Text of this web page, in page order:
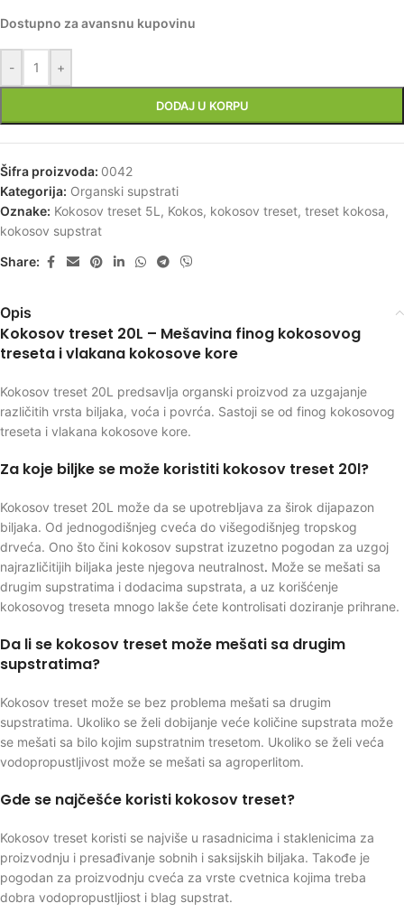
Dostupno za avansnu kupovinu
- +
DODAJ U KORPU
Šifra proizvoda: 0042
Kategorija: Organski supstrati
Oznake: Kokosov treset 5L , Kokos, kokosov treset, treset kokosa,
kokosov supstrat
Share:
Opis
Kokosov treset 20L – Mešavina finog kokosovog
treseta i vlakana kokosove kore
Kokosov treset 20L predsavlja organski proizvod za uzgajanje
različitih vrsta biljaka, voća i povrća. Sastoji se od finog kokosovog
treseta i vlakana kokosove kore.
Za koje biljke se može koristiti kokosov treset 20l?
Kokosov treset 20L može da se upotrebljava za širok dijapazon
biljaka. Od jednogodišnjeg cveća do višegodišnjeg tropskog
drveća. Ono što čini kokosov supstrat izuzetno pogodan za uzgoj
najrazličitijih biljaka jeste njegova neutralnost. Može se mešati sa
drugim supstratima i dodacima supstrata, a uz korišćenje
kokosovog treseta mnogo lakše ćete kontrolisati doziranje prihrane.
Da li se kokosov treset može mešati sa drugim
supstratima?
Kokosov treset može se bez problema mešati sa drugim
supstratima. Ukoliko se želi dobijanje veće količine supstrata može
se mešati sa bilo kojim supstratnim tresetom. Ukoliko se želi veća
vodopropustljivost može se mešati sa agroperlitom.
Gde se najčešće koristi kokosov treset?
Kokosov treset koristi se najviše u rasadnicima i staklenicima za
proizvodnju i presađivanje sobnih i saksijskih biljaka. Takođe je
pogodan za proizvodnju cveća za vrste cvetnica kojima treba
dobra vodopropustljiost i blag supstrat.